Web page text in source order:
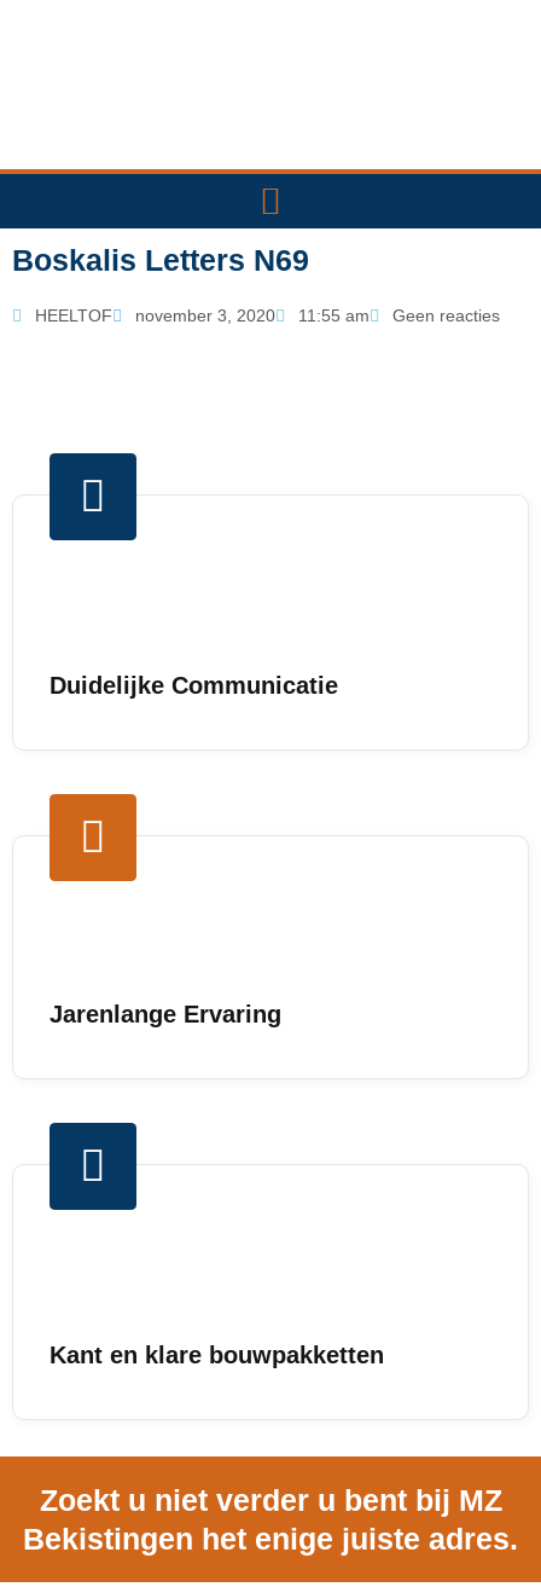
Boskalis Letters N69
HEELTOF november 3, 2020 11:55 am Geen reacties
Duidelijke Communicatie
Jarenlange Ervaring
Kant en klare bouwpakketten
Zoekt u niet verder u bent bij MZ
Bekistingen het enige juiste adres.